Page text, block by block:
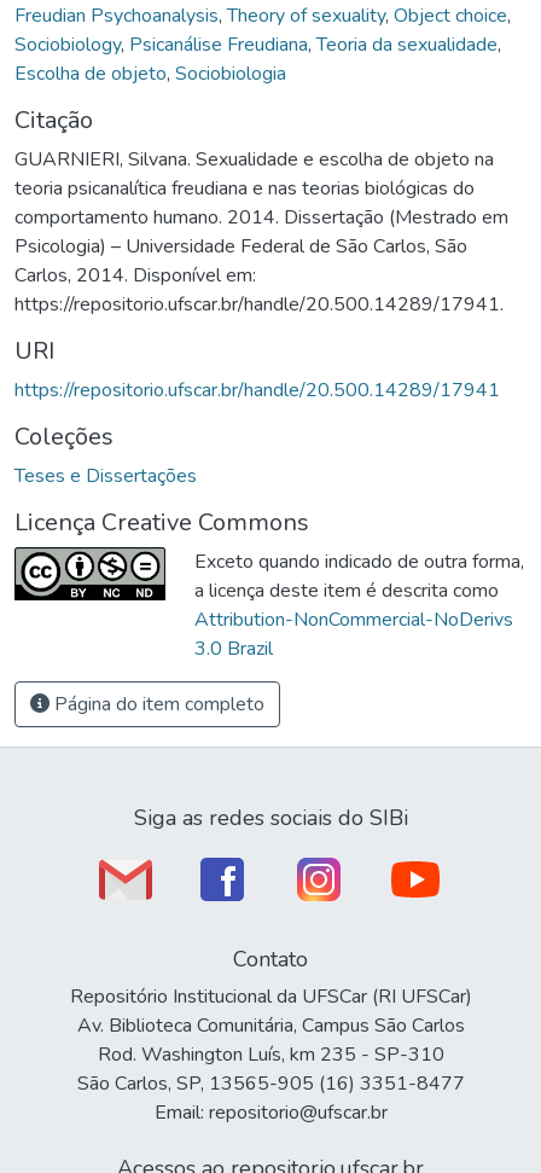
Freudian Psychoanalysis,Theory of sexuality, Object choice,
Sociobiology, Psicanálise Freudiana,Teoria da sexualidade,
Escolha de objeto, Sociobiologia
Citação
GUARNIERI, Silvana. Sexualidade e escolha de objeto na
teoria psicanalítica freudiana e nas teorias biológicas do
comportamento humano. 2014. Dissertação (Mestrado em
Psicologia) – Universidade Federal de São Carlos, São
Carlos, 2014. Disponível em:
https://repositorio.ufscar.br/handle/20.500.14289/17941.
URI
https://repositorio.ufscar.br/handle/20.500.14289/17941
Coleções
Teses e Dissertações
Licença Creative Commons
Exceto quando indicado de outra forma,
a licença deste item é descrita como
Attribution-NonCommercial-NoDerivs
3.0 Brazil
Página do item completo
Siga as redes sociais do SIBi
Contato
Repositório Institucional da UFSCar (RI UFSCar)
Av. Biblioteca Comunitária, Campus São Carlos
Rod. Washington Luís, km 235 - SP-310
São Carlos, SP, 13565-905 (16) 3351-8477
Email: repositorio@ufscar.br